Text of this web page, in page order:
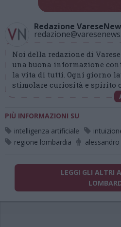
Redazione
Noi della redazione di
una buona informazione
la vita di tutti. Ogni giorno
stimolare curiosità e spirito
PIÙ INFORMAZIONI SU
intelligenza artificiale
regione lombardia
LEGGI GLI ALTRI